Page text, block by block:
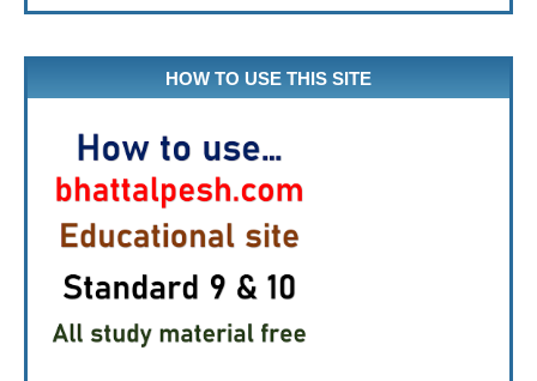
HOW TO USE THIS SITE